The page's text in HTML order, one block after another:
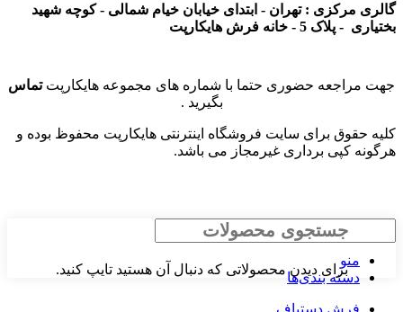
گالری مرکزی : تهران - ابتدای خیابان خیام شمالی - کوچه شهید
بختیاری - پلاک 5 - خانه فرش هایکارپت
جهت مراجعه حضوری حتما با شماره های مجموعه هایکارپتتماس
بگیرید .
کلیه حقوق برای سایت فروشگاه اینترنتی هایکارپت محفوظ بوده و
هرگونه کپی برداری غیرمجاز می باشد.
برای دیدن محصولاتی که دنبال آن هستید تایپ کنید.
جستجو
منو
دسته بندی‌ها
فرش دستباف